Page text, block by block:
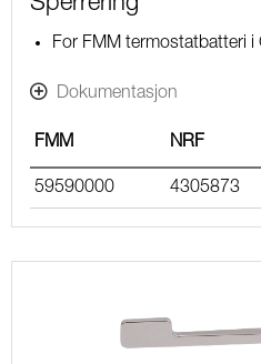
For FMM termostatbatteri i
Dokumentasjon
FMM NRF
59590000 4305873